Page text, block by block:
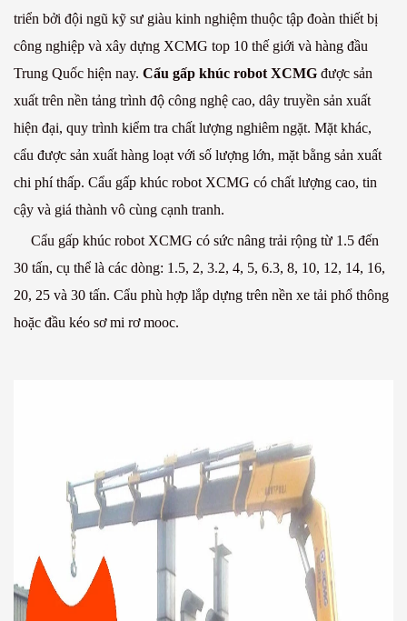
triển bởi đội ngũ kỹ sư giàu kinh nghiệm thuộc tập đoàn thiết bị
công nghiệp và xây dựng XCMG top 10 thế giới và hàng đầu
Trung Quốc hiện nay. Cẩu gấp khúc robot XCMG được sản
xuất trên nền tảng trình độ công nghệ cao, dây truyền sản xuất
hiện đại, quy trình kiểm tra chất lượng nghiêm ngặt. Mặt khác,
cẩu được sản xuất hàng loạt với số lượng lớn, mặt bằng sản xuất
chi phí thấp. Cẩu gấp khúc robot XCMG có chất lượng cao, tin
cậy và giá thành vô cùng cạnh tranh.
Cẩu gấp khúc robot XCMG có sức nâng trải rộng từ 1.5 đến
30 tấn, cụ thể là các dòng: 1.5, 2, 3.2, 4, 5, 6.3, 8, 10, 12, 14, 16,
20, 25 và 30 tấn. Cẩu phù hợp lắp dựng trên nền xe tải phổ thông
hoặc đầu kéo sơ mi rơ mooc.